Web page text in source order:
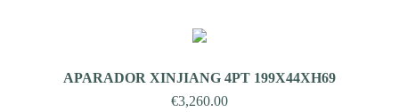
APARADOR XINJIANG 4PT 199X44XH69
€3,260.00